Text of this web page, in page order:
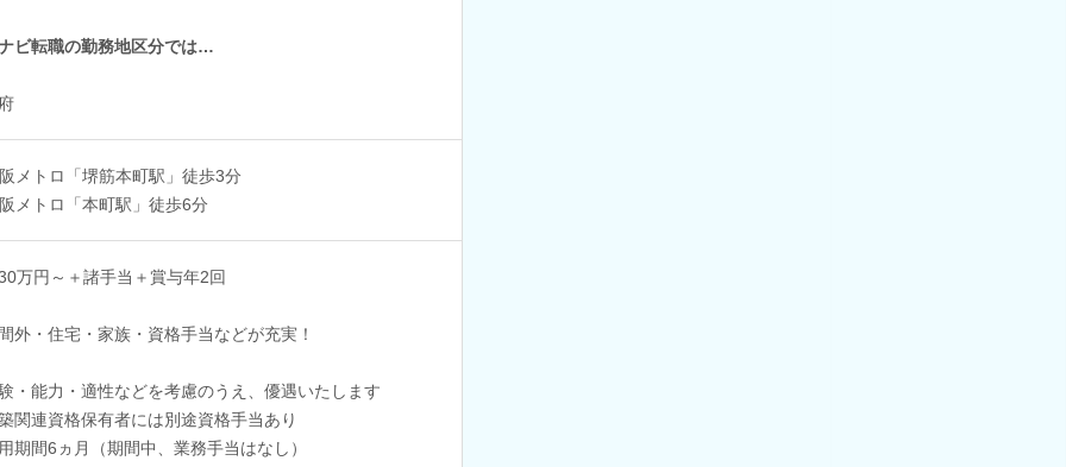
ビ転職の勤務地区分では…
メトロ「堺筋本町駅」徒歩3分
メトロ「本町駅」徒歩6分
万円～＋諸手当＋賞与年2回
外・住宅・家族・資格手当などが充実！
・能力・適性などを考慮のうえ、優遇いたします
関連資格保有者には別途資格手当あり
期間6ヵ月（期間中、業務手当はなし）